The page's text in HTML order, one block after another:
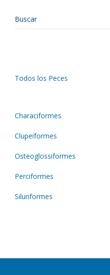
Todos los Peces
Characiformes
Clupeiformes
Osteoglossiformes
Perciformes
Siluriformes